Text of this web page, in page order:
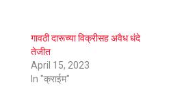
गावठी दारूच्या विक्रीसह अवैध धंदे
तेजीत
April 15, 2023
In "क्राईम"